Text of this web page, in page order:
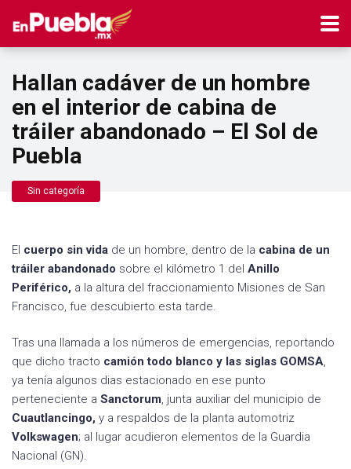
Hallan cadáver de un hombre
en el interior de cabina de
tráiler abandonado – El Sol de
Puebla
Sin categoría
El cuerpo sin vida de un hombre, dentro de la cabina de un
tráiler abandonado sobre el kilómetro 1 del Anillo
Periférico, a la altura del fraccionamiento Misiones de San
Francisco, fue descubierto esta tarde.
Tras una llamada a los números de emergencias, reportando
que dicho tracto camión todo blanco y las siglas GOMSA,
ya tenía algunos dias estacionado en ese punto
perteneciente a Sanctorum, junta auxiliar del municipio de
Cuautlancingo, y a respaldos de la planta automotriz
Volkswagen; al lugar acudieron elementos de la Guardia
Nacional (GN).